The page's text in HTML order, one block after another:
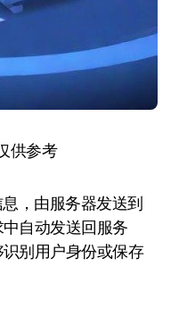
供参考
，由服务器发送到
自动发送回服务
别用户身份或保存